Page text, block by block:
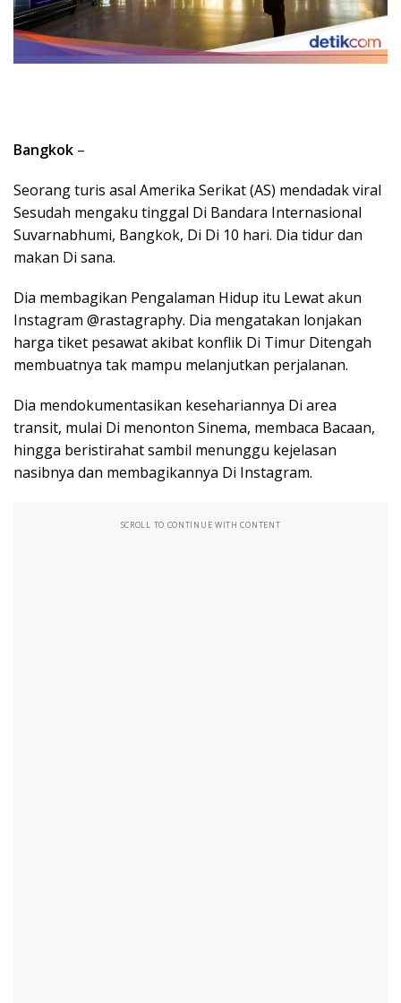
Bangkok –
Seorang turis asal Amerika Serikat (AS) mendadak viral
Sesudah mengaku tinggal Di Bandara Internasional
Suvarnabhumi, Bangkok, Di Di 10 hari. Dia tidur dan
makan Di sana.
Dia membagikan Pengalaman Hidup itu Lewat akun
Instagram @rastagraphy. Dia mengatakan lonjakan
harga tiket pesawat akibat konflik Di Timur Ditengah
membuatnya tak mampu melanjutkan perjalanan.
Dia mendokumentasikan kesehariannya Di area
transit, mulai Di menonton Sinema, membaca Bacaan,
hingga beristirahat sambil menunggu kejelasan
nasibnya dan membagikannya Di Instagram.
SCROLL TO CONTINUE WITH CONTENT